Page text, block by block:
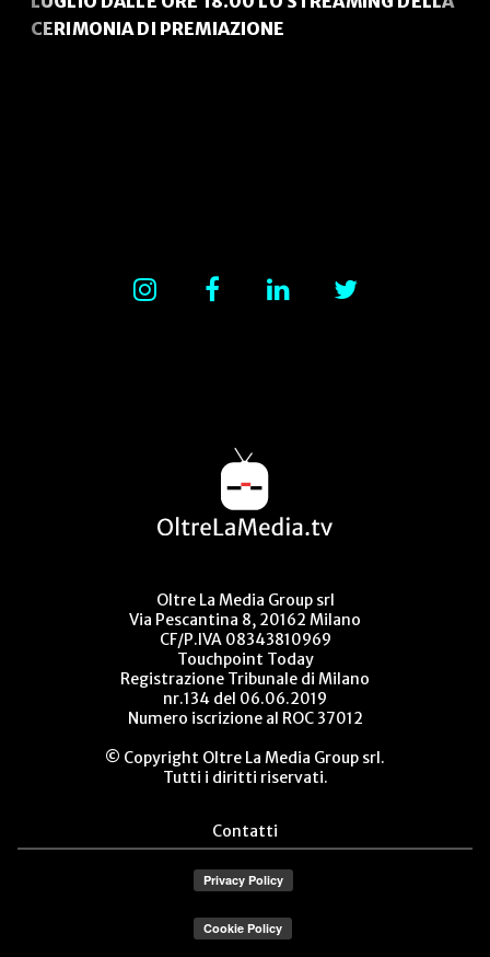
CERIMONIA DI PREMIAZIONE
Oltre La Media Group srl
Via Pescantina 8, 20162 Milano
CF/P.IVA 08343810969
Touchpoint Today
Registrazione Tribunale di Milano
nr.134 del 06.06.2019
Numero iscrizione al ROC 37012
© Copyright Oltre La Media Group srl.
Tutti i diritti riservati.
Contatti